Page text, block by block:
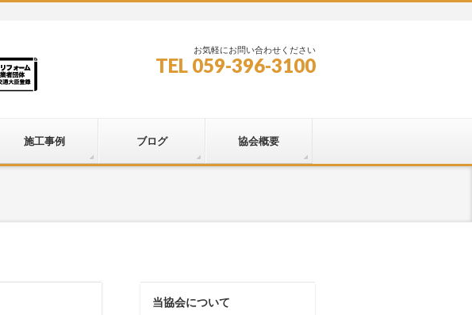
お気軽にお問い合わせください
TEL 059-396-3100
施工事例 ブログ 協会概要
当協会について